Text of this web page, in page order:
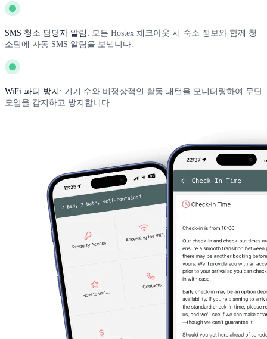
SMS 청소 담당자 알림: 모든 Hostex 체크아웃 시 숙소 정보와 함께 청
소팀에 자동 SMS 알림을 보냅니다.
WiFi 파티 방지: 기기 수와 비정상적인 활동 패턴을 모니터링하여 무단
모임을 감지하고 방지합니다.